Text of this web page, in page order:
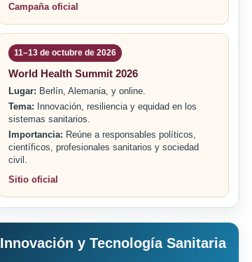
Campaña oficial
11–13 de octubre de 2026
World Health Summit 2026
Lugar: Berlín, Alemania, y online.
Tema: Innovación, resiliencia y equidad en los
sistemas sanitarios.
Importancia: Reúne a responsables políticos,
científicos, profesionales sanitarios y sociedad
civil.
Sitio oficial
Innovación y Tecnología Sanitaria